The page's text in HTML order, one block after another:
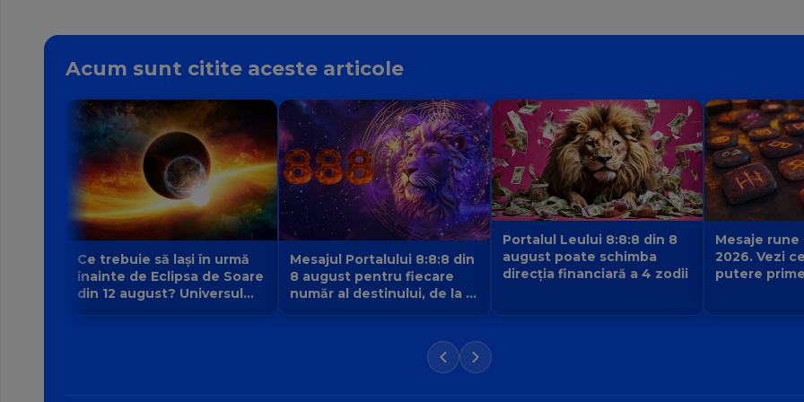
Acum sunt citite aceste articole
Ce trebuie să lași în urmă
înainte de Eclipsa de Soare
din 12 august? Universul
Mesajul Portalului 8:8:8 din
8 august pentru fiecare
număr al destinului, de la 1
Portalul Leului 8:8:8 din 8
august poate schimba
direcția financiară a 4 zodii
Mesaje rune
2026. Vezi
putere